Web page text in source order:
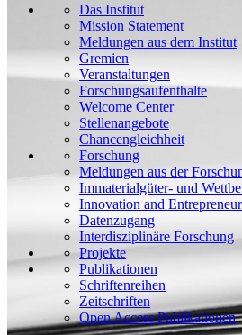
Das Institut
Mission Statement
Meldungen aus dem Institut
Gremien
Veranstaltungen
Forschungsaufenthalte
Welcome Center
Stellenangebote
Chancengleichheit
Forschung
Meldungen aus der
Immaterialgüter- und
Innovation and
Datenzugang
Interdisziplinäre Forschung
Projekte
Publikationen
Schriftenreihen
Zeitschriften
Open Access Publikationen